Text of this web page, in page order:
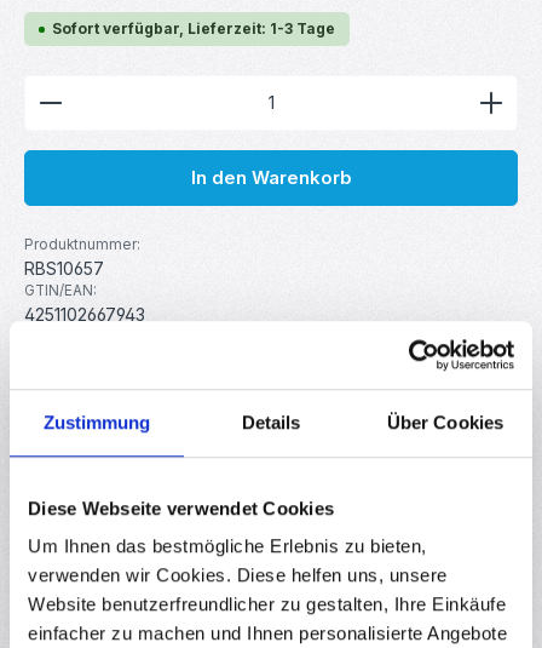
Zustimmung Details Über Cookies
Diese Webseite verwendet Cookies
Um Ihnen das bestmögliche Erlebnis zu bieten,
verwenden wir Cookies. Diese helfen uns, unsere
Website benutzerfreundlicher zu gestalten, Ihre Einkäufe
einfacher zu machen und Ihnen personalisierte Angebote
Sofort verfügbar, Lieferzeit: 1-3 Tage
Produkt Anzahl: Gib den gewünschten Wert ein
In den Warenkorb
Produktnummer:
RBS10657
GTIN/EAN:
4251102667943
Filament High Flow Düsen sind speziell für schnelles
Drucken mit s… Mehr
Eigenschaften